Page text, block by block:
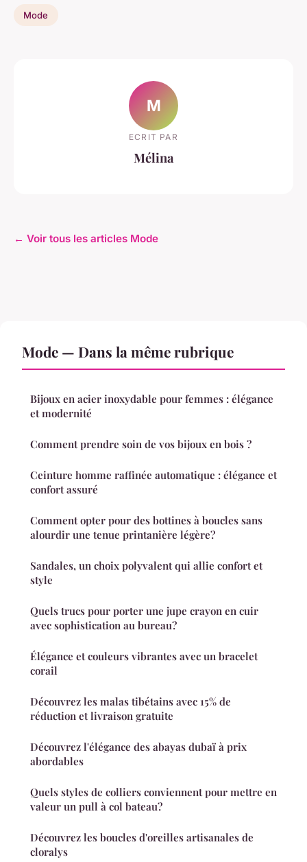
Mode
M
ECRIT PAR
Mélina
← Voir tous les articles Mode
Mode — Dans la même rubrique
Bijoux en acier inoxydable pour femmes : élégance
et modernité
Comment prendre soin de vos bijoux en bois ?
Ceinture homme raffinée automatique : élégance et
confort assuré
Comment opter pour des bottines à boucles sans
alourdir une tenue printanière légère?
Sandales, un choix polyvalent qui allie confort et
style
Quels trucs pour porter une jupe crayon en cuir
avec sophistication au bureau?
Élégance et couleurs vibrantes avec un bracelet
corail
Découvrez les malas tibétains avec 15% de
réduction et livraison gratuite
Découvrez l'élégance des abayas dubaï à prix
abordables
Quels styles de colliers conviennent pour mettre en
valeur un pull à col bateau?
Découvrez les boucles d'oreilles artisanales de
cloralys